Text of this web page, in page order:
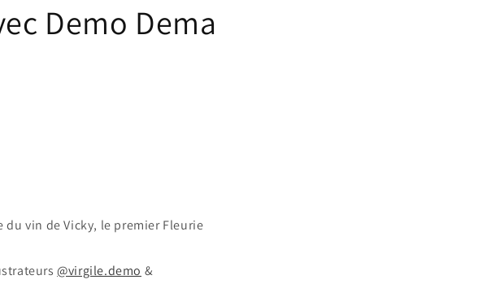
Demo Dema
vin de Vicky, le premier Fleurie
@virgile.demo &